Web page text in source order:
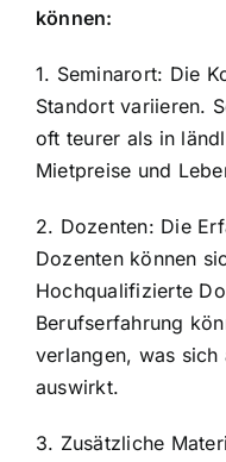
können:
1. Seminarort: Die
Standort variieren.
oft teurer als in
Mietpreise und
2. Dozenten: Die
Dozenten können
Hochqualifizierte
Berufserfahrung
verlangen, was sich
auswirkt.
3. Zusätzliche